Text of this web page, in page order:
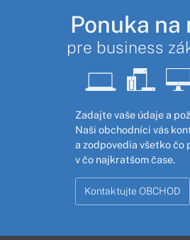
Ponuka na
pre business
Zadajte vaše údaje a
Naši obchodníci vás
a zodpovedia všetko čo
v čo najkratšom čase.
Kontaktujte OBCHOD